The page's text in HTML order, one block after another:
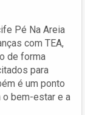
Pé Na Areia
com TEA,
de forma
para
é um ponto
bem-estar e a